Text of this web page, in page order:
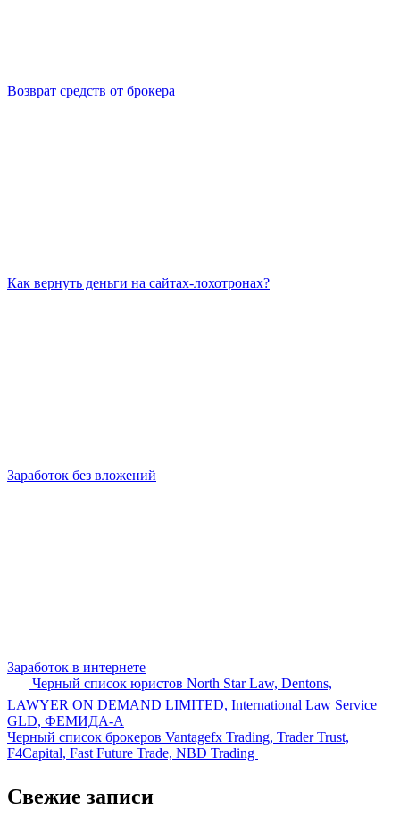
Возврат средств от брокера
Как вернуть деньги на сайтах-лохотронах?
Заработок без вложений
Заработок в интернете
Черный список юристов North Star Law, Dentons,
LAWYER ON DEMAND LIMITED, International Law Service
GLD, ФЕМИДА-А
Черный список брокеров Vantagefx Trading, Trader Trust,
F4Capital, Fast Future Trade, NBD Trading
Свежие записи